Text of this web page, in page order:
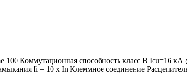
100 Коммутационная способность класс B Icu=16
Ii = 10 x In Клеммное соединение